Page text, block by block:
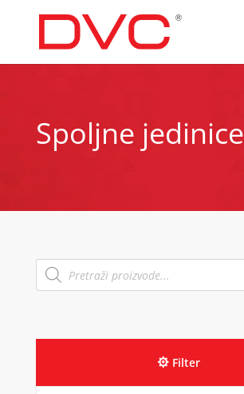
Spoljne jedinice
Products
search
Filter